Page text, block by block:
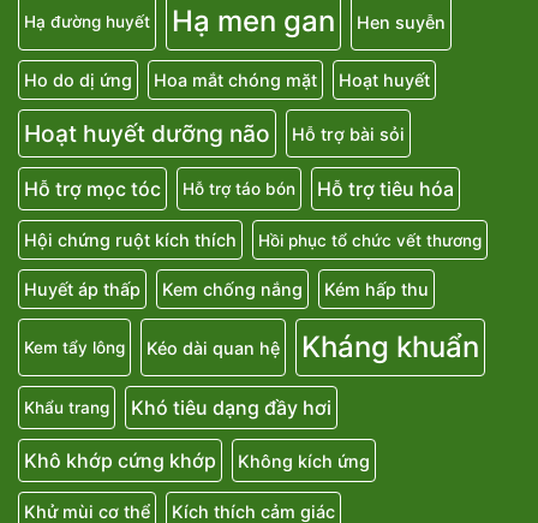
Hạ đường huyết Hạ men gan Hen suyễn
Ho do dị ứng Hoa mắt chóng mặt Hoạt huyết
Hoạt huyết dưỡng não Hỗ trợ bài sỏi
Hỗ trợ mọc tóc Hỗ trợ táo bón Hỗ trợ tiêu hóa
Hội chứng ruột kích thích Hồi phục tổ chức vết thương
Huyết áp thấp Kem chống nắng Kém hấp thu
Kem tẩy lông Kéo dài quan hệ Kháng khuẩn
Khẩu trang Khó tiêu dạng đầy hơi
Khô khớp cứng khớp Không kích ứng
Khử mùi cơ thể Kích thích cảm giác